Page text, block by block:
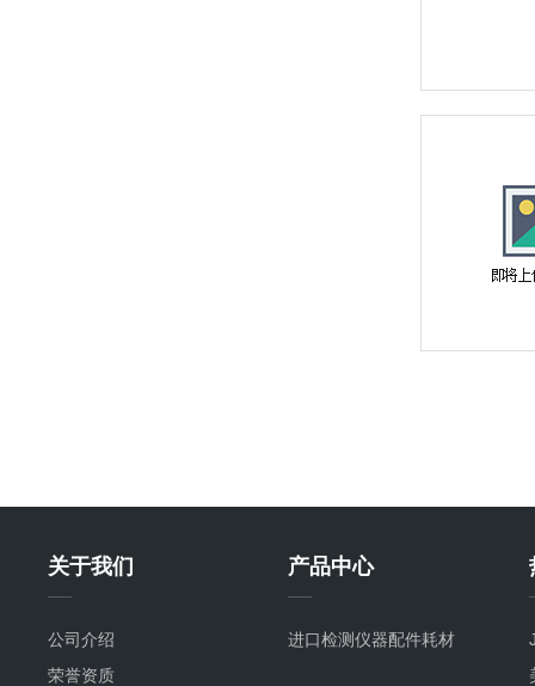
关于我们
公司介绍
荣誉资质
产品中心
进口检测仪器配件耗材